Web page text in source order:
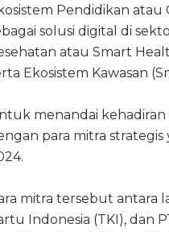
Pendidikan atau
solusi digital di
atau Smart
Ekosistem Kawasan
menandai kehadiran
para mitra
mitra tersebut antara
Indonesia (TKI), dan